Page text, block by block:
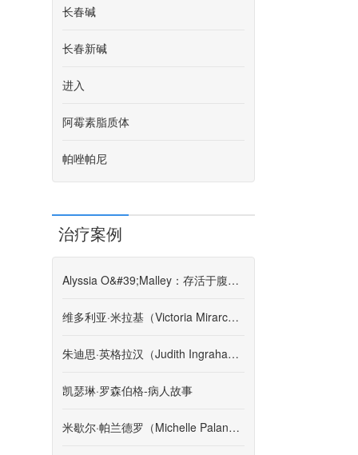
长春碱
长春新碱
进入
阿霉素脂质体
帕唑帕尼
治疗案例
Alyssia O&#39;Malley：存活于腹膜后肉瘤的第4阶段
维多利亚·米拉基（Victoria Mirarchi）-患者故事
朱迪思·英格拉汉（Judith Ingraham）-患者故事
凯瑟琳·罗森伯格-病人故事
米歇尔·帕兰德罗（Michelle Palandro）-患者故事